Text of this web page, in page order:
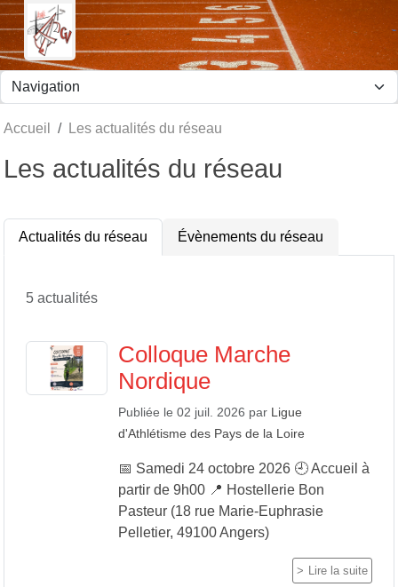
Accueil Les actualités du réseau
Les actualités du réseau
Actualités du réseau Évènements du réseau
5 actualités
Colloque Marche
Nordique
Publiée le 02 juil. 2026 par Ligue
d'Athlétisme des Pays de la Loire
📅 Samedi 24 octobre 2026 🕘 Accueil à
partir de 9h00 📍 Hostellerie Bon
Pasteur (18 rue Marie-Euphrasie
Pelletier, 49100 Angers)
Lire la suite
Panneau de gestion des cookies